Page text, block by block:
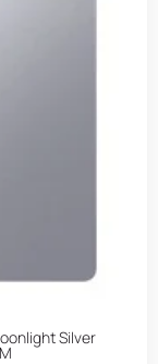
Silver